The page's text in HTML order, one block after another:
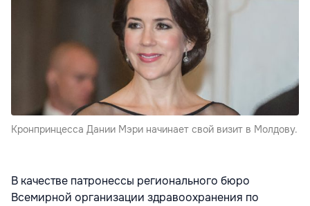
Кронпринцесса Дании Мэри начинает свой визит в Молдову.
В качестве патронессы регионального бюро
Всемирной организации здравоохранения по